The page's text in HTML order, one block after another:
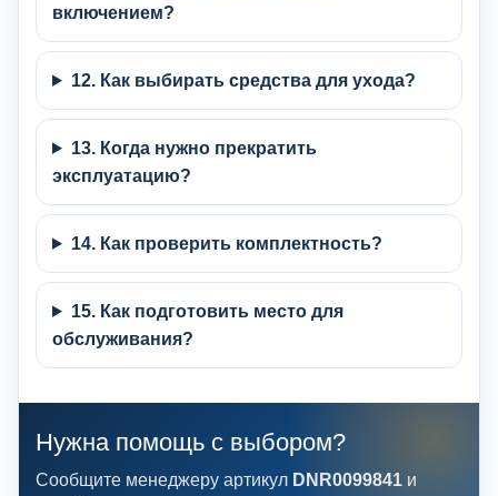
включением?
12. Как выбирать средства для ухода?
13. Когда нужно прекратить
эксплуатацию?
14. Как проверить комплектность?
15. Как подготовить место для
обслуживания?
Нужна помощь с выбором?
Сообщите менеджеру артикул DNR0099841 и